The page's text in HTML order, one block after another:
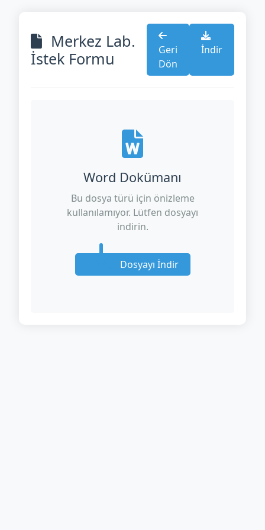
Merkez Lab.
İstek Formu
Geri
Dön
İndir
Word Dokümanı
Bu dosya türü için önizleme
kullanılamıyor. Lütfen dosyayı
indirin.
Dosyayı İndir